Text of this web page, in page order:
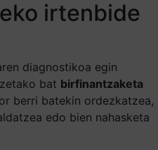
irtenbide
diagnostikoa egin
bat birfinantzaketa
berri batekin ordezkatzea,
edo bien nahasketa